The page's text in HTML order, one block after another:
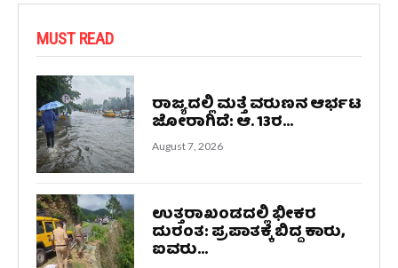
MUST READ
ರಾಜ್ಯದಲ್ಲಿ ಮತ್ತೆ ವರುಣನ ಆರ್ಭಟ
ಜೋರಾಗಿದೆ: ಆ. 13ರ...
August 7, 2026
ಉತ್ತರಾಖಂಡದಲ್ಲಿ ಭೀಕರ
ದುರಂತ: ಪ್ರಪಾತಕ್ಕೆ ಬಿದ್ದ ಕಾರು,
ಐವರು...